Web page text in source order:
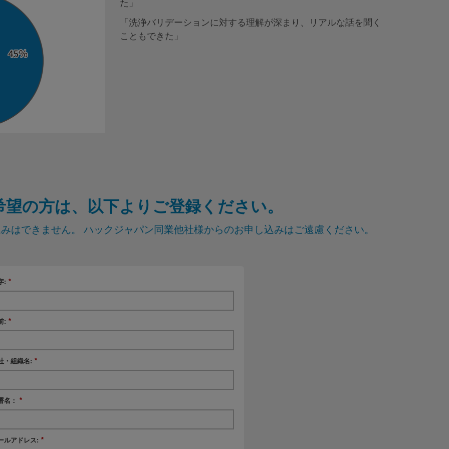
た」
「洗浄バリデーションに対する理解が深まり、リアルな話を聞く
こともできた」
の方は、以下よりご登録ください。
はできません。 ハックジャパン同業他社様からのお申し込みはご遠慮ください。
*
:
*
:
*
・組織名:
*
名：
*
ルアドレス: